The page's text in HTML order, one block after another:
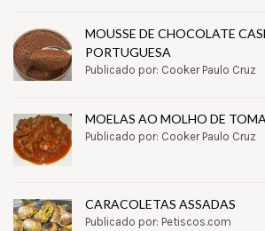
MOUSSE DE CHOCOLATE
PORTUGUESA
Publicado por: Cooker Paulo Cruz
MOELAS AO MOLHO DE
Publicado por: Cooker Paulo Cruz
CARACOLETAS ASSADAS
Publicado por: Petiscos.com